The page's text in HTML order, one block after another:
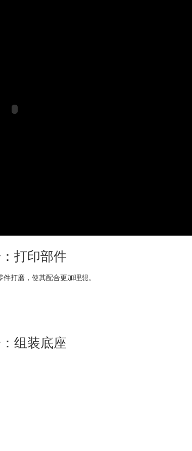
打印部件
打磨，使其配合更加理想。
组装底座